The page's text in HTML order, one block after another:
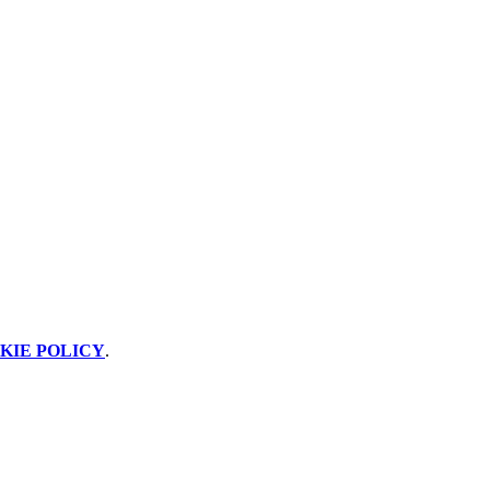
POLICY.